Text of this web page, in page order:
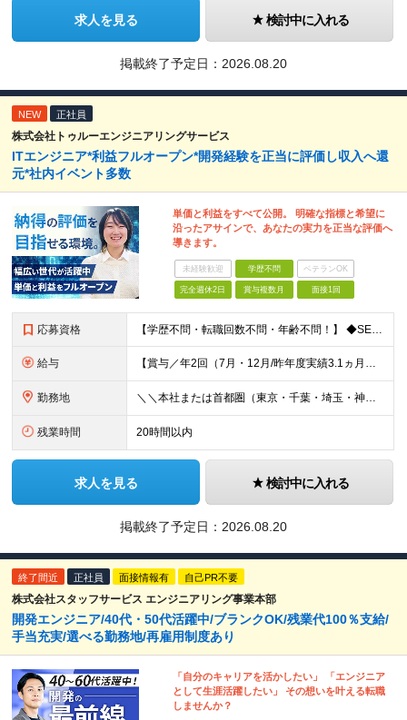
求人を見る 検討中に入れる
掲載終了予定日： 2026.08.20
NEW 正社員
株式会社トゥルーエンジニアリングサービス
ITエンジニア*利益フルオープン*開発経験を正当に評価し収入へ還
元*社内イベント多数
単価と利益をすべて公開。 明確な指標と希望に
沿ったアサインで、あなたの実力を正当な評価へ
導きます。
未経験歓迎 学歴不問 ベテランOK
完全週休2日 賞与複数月 面接1回
応募資格 【学歴不問・転職回数不問・年齢不問！】 ◆SEまたはPGの実務経験をお持ちの方（目安3年以上） └使用してきた言語や、担当したシステムの規模、関わってきた業界などは問いません。 ◆学歴不問 ＼社長か
給与 【賞与／年2回（7月・12月/昨年度実績3.1ヵ月分)※業績による・昇給／年1回（4月）】 月給23～42万円 + 賞与年2回（昨年度実績3.1ヵ月分／業績による）＋各種手当 ※年齢、経験、スキルな
勤務地 ＼＼本社または首都圏（東京・千葉・埼玉・神奈川）のプロジェクト先／／ ※転勤はありません ※U・Iターン歓迎！ ※配属先は、出来る限りご希望を考慮いたします ※場合によっては、リモート勤務となることが
残業時間 20時間以内
求人を見る 検討中に入れる
掲載終了予定日： 2026.08.20
終了間近 正社員 面接情報有 自己PR不要
株式会社スタッフサービス エンジニアリング事業本部
開発エンジニア/40代・50代活躍中/ブランクOK/残業代100％支給/
手当充実/選べる勤務地/再雇用制度あり
「自分のキャリアを活かしたい」 「エンジニア
として生涯活躍したい」 その想いを叶える転職
しませんか？